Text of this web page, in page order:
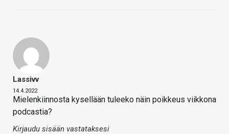
Lassivv
14.4.2022
Mielenkiinnosta kysellään tuleeko näin poikkeus viikkona
podcastia?
Kirjaudu sisään vastataksesi